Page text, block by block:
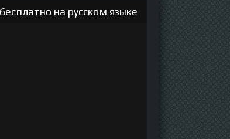
на русском языке